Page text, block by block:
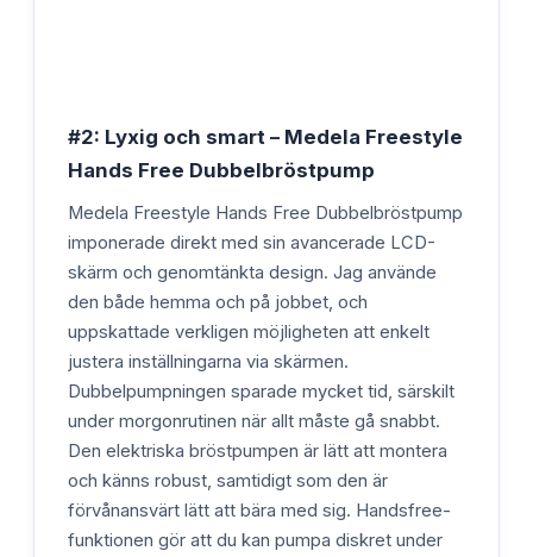
#2: Lyxig och smart – Medela Freestyle
Hands Free Dubbelbröstpump
Medela Freestyle Hands Free Dubbelbröstpump
imponerade direkt med sin avancerade LCD-
skärm och genomtänkta design. Jag använde
den både hemma och på jobbet, och
uppskattade verkligen möjligheten att enkelt
justera inställningarna via skärmen.
Dubbelpumpningen sparade mycket tid, särskilt
under morgonrutinen när allt måste gå snabbt.
Den elektriska bröstpumpen är lätt att montera
och känns robust, samtidigt som den är
förvånansvärt lätt att bära med sig. Handsfree-
funktionen gör att du kan pumpa diskret under